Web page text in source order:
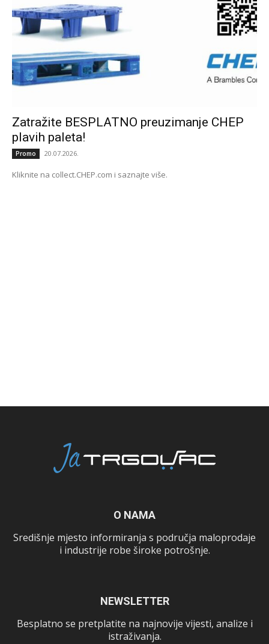
Zatražite BESPLATNO preuzimanje CHEP
plavih paleta!
Promo 20.07.2026.
Kliknite na collect.CHEP.com i saznajte više.
O NAMA
Središnje mjesto informiranja s područja maloprodaje
i industrije robe široke potrošnje.
NEWSLETTER
Besplatno se pretplatite na najnovije vijesti, analize i
istraživanja.